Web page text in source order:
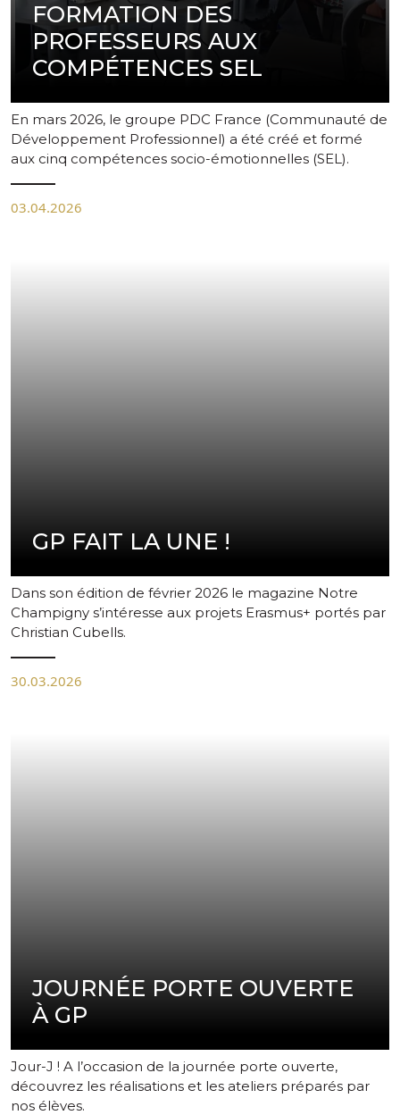
FORMATION DES
PROFESSEURS AUX
COMPÉTENCES SEL
En mars 2026, le groupe PDC France (Communauté de
Développement Professionnel) a été créé et formé
aux cinq compétences socio-émotionnelles (SEL).
03.04.2026
GP FAIT LA UNE !
Dans son édition de février 2026 le magazine Notre
Champigny s’intéresse aux projets Erasmus+ portés par
Christian Cubells.
30.03.2026
JOURNÉE PORTE OUVERTE
À GP
Jour-J ! A l’occasion de la journée porte ouverte,
découvrez les réalisations et les ateliers préparés par
nos élèves.